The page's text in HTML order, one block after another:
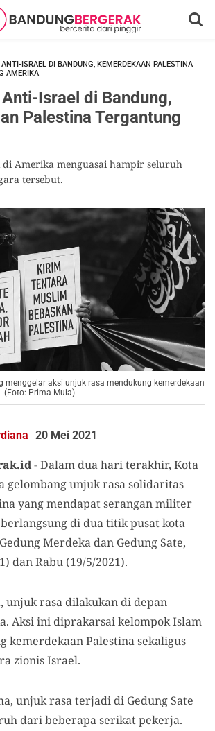
ISRAEL DI BANDUNG, KEMERDEKAAN PALESTINA
AMERIKA
Israel di Bandung,
Palestina Tergantung
Amerika menguasai hampir seluruh
tersebut.
menggelar aksi unjuk rasa mendukung kemerdekaan
(Foto: Prima Mula)
20 Mei 2021
-Dalam dua hari terakhir, Kota
gelombang unjuk rasa solidaritas
yang mendapat serangan militer
di dua titik pusat kota
Merdeka dan Gedung Sate,
dan Rabu (19/5/2021).
unjuk rasa dilakukan di depan
Aksi ini diprakarsai kelompok Islam
kemerdekaan Palestina sekaligus
zionis Israel.
unjuk rasa terjadi di Gedung Sate
dari beberapa serikat pekerja.